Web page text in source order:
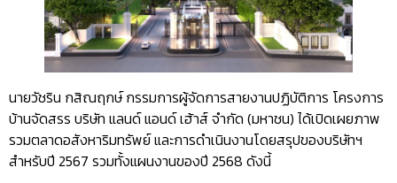
นายวัชริน กสิณฤกษ์ กรรมการผู้จัดการสายงานปฏิบัติการ โครงการ
บ้านจัดสรร บริษัท แลนด์ แอนด์ เฮ้าส์ จำกัด (มหาชน) ได้เปิดเผยภาพ
รวมตลาดอสังหาริมทรัพย์ และการดำเนินงานโดยสรุปของบริษัทฯ
สำหรับปี 2567 รวมทั้งแผนงานของปี 2568 ดังนี้